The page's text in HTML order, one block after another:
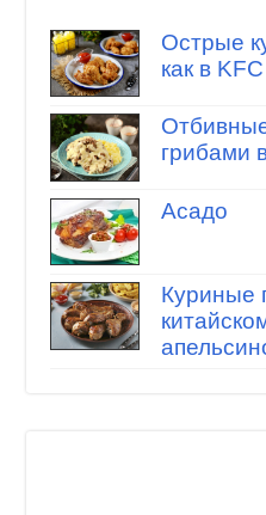
Острые
как в KFC
грибами
Асадо
Куриные